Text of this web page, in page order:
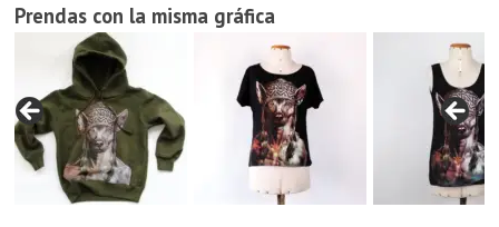
Prendas con la misma gráfica